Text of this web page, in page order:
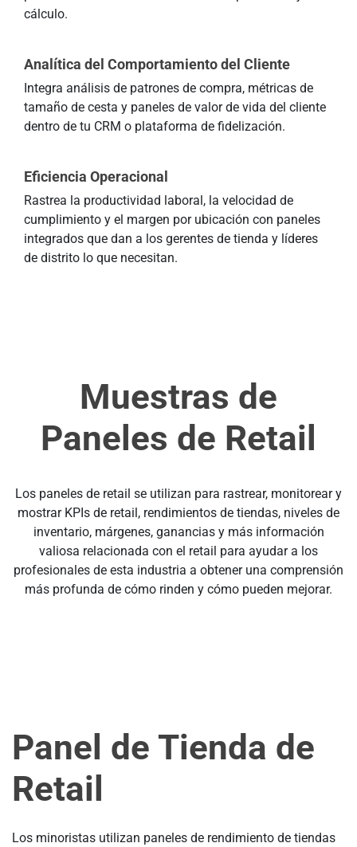
cálculo.
Analítica del Comportamiento del Cliente
Integra análisis de patrones de compra, métricas de
tamaño de cesta y paneles de valor de vida del cliente
dentro de tu CRM o plataforma de fidelización.
Eficiencia Operacional
Rastrea la productividad laboral, la velocidad de
cumplimiento y el margen por ubicación con paneles
integrados que dan a los gerentes de tienda y líderes
de distrito lo que necesitan.
Muestras de
Paneles de Retail
Los paneles de retail se utilizan para rastrear, monitorear y
mostrar KPIs de retail, rendimientos de tiendas, niveles de
inventario, márgenes, ganancias y más información
valiosa relacionada con el retail para ayudar a los
profesionales de esta industria a obtener una comprensión
más profunda de cómo rinden y cómo pueden mejorar.
Panel de Tienda de
Retail
Los minoristas utilizan paneles de rendimiento de tiendas